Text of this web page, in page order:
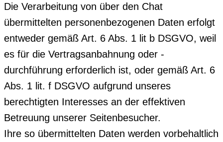
Die Verarbeitung von über den Chat
übermittelten personenbezogenen Daten erfolgt
entweder gemäß Art. 6 Abs. 1 lit b DSGVO, weil
es für die Vertragsanbahnung oder -
durchführung erforderlich ist, oder gemäß Art. 6
Abs. 1 lit. f DSGVO aufgrund unseres
berechtigten Interesses an der effektiven
Betreuung unserer Seitenbesucher.
Ihre so übermittelten Daten werden vorbehaltlich